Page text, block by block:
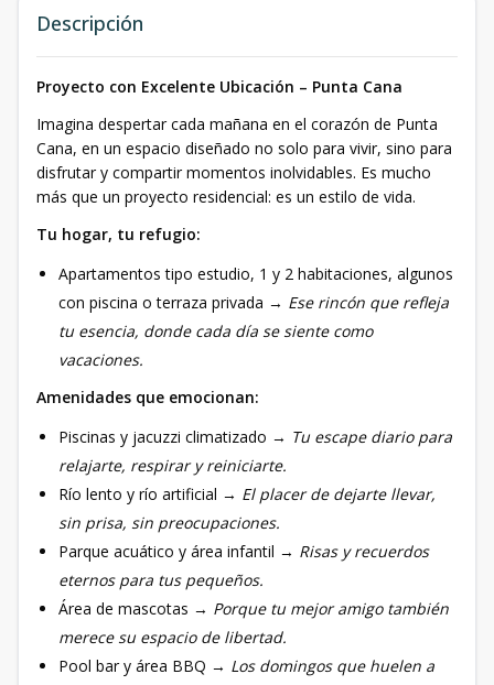
Descripción
Proyecto con Excelente Ubicación – Punta Cana
Imagina despertar cada mañana en el corazón de Punta
Cana, en un espacio diseñado no solo para vivir, sino para
disfrutar y compartir momentos inolvidables. Es mucho
más que un proyecto residencial: es un estilo de vida.
Tu hogar, tu refugio:
Apartamentos tipo estudio, 1 y 2 habitaciones, algunos
con piscina o terraza privada → Ese rincón que refleja
tu esencia, donde cada día se siente como
vacaciones.
Amenidades que emocionan:
Piscinas y jacuzzi climatizado → Tu escape diario para
relajarte, respirar y reiniciarte.
Río lento y río artificial → El placer de dejarte llevar,
sin prisa, sin preocupaciones.
Parque acuático y área infantil → Risas y recuerdos
eternos para tus pequeños.
Área de mascotas → Porque tu mejor amigo también
merece su espacio de libertad.
Pool bar y área BBQ → Los domingos que huelen a